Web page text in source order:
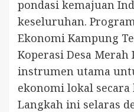
pondasi kemajuan
keseluruhan.
Ekonomi Kampung
Koperasi Desa
instrumen utama
ekonomi lokal
Langkah ini selaras